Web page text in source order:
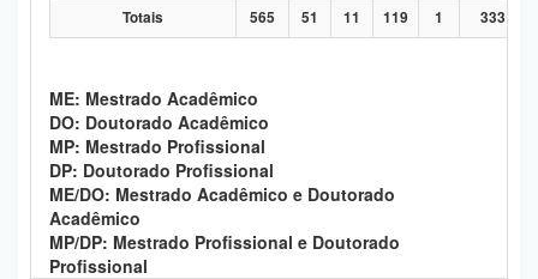
Totais 565 51 11 119 1 333
ME: Mestrado Acadêmico
DO: Doutorado Acadêmico
MP: Mestrado Profissional
DP: Doutorado Profissional
ME/DO: Mestrado Acadêmico e Doutorado
Acadêmico
MP/DP: Mestrado Profissional e Doutorado
Profissional